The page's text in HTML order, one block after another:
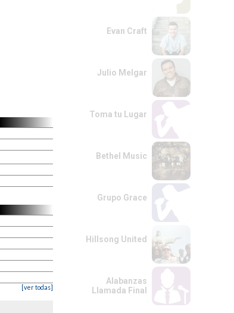
[ver todas]
Evan Craft
Julio Melgar
Toma tu Lugar
Bethel Music
Grupo Grace
Hillsong United
Alabanzas
Llamada Final